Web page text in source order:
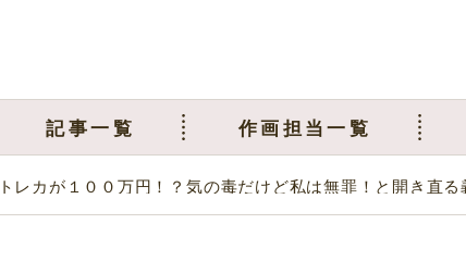
記事一覧 作画担当一覧
レカが１００万円！？気の毒だけど私は無罪！と開き直